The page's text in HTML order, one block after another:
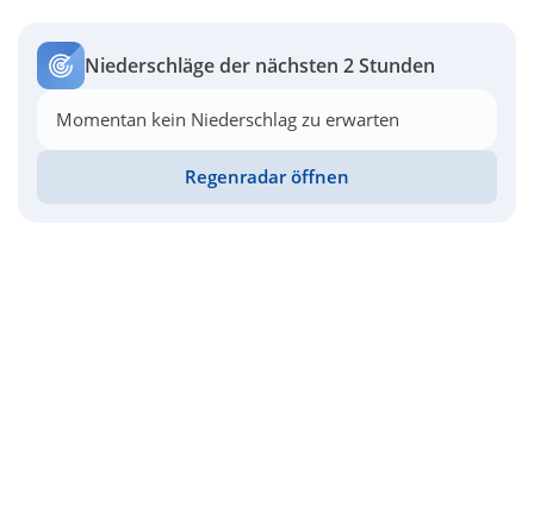
Niederschläge der nächsten 2 Stunden
Momentan kein Niederschlag zu erwarten
Regenradar öffnen